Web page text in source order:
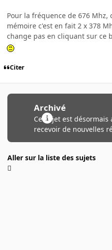
Pour la fréquence de 676
mémoire c'est en fait 2 x 378
change pas en cliquant sur ce
Citer
Archivé
Ce sujet est
recevoir de nouvelles
Aller sur la liste des sujets